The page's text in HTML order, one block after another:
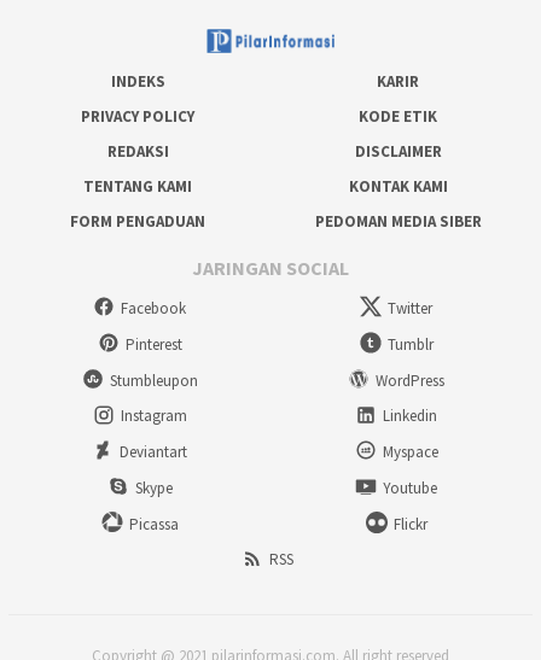
INDEKS
KARIR
PRIVACY POLICY
KODE ETIK
REDAKSI
DISCLAIMER
TENTANG KAMI
KONTAK KAMI
FORM PENGADUAN
PEDOMAN MEDIA SIBER
JARINGAN SOCIAL
Facebook
Twitter
Pinterest
Tumblr
Stumbleupon
WordPress
Instagram
Linkedin
Deviantart
Myspace
Skype
Youtube
Picassa
Flickr
RSS
Copyright @ 2021 pilarinformasi.com. All right reserved